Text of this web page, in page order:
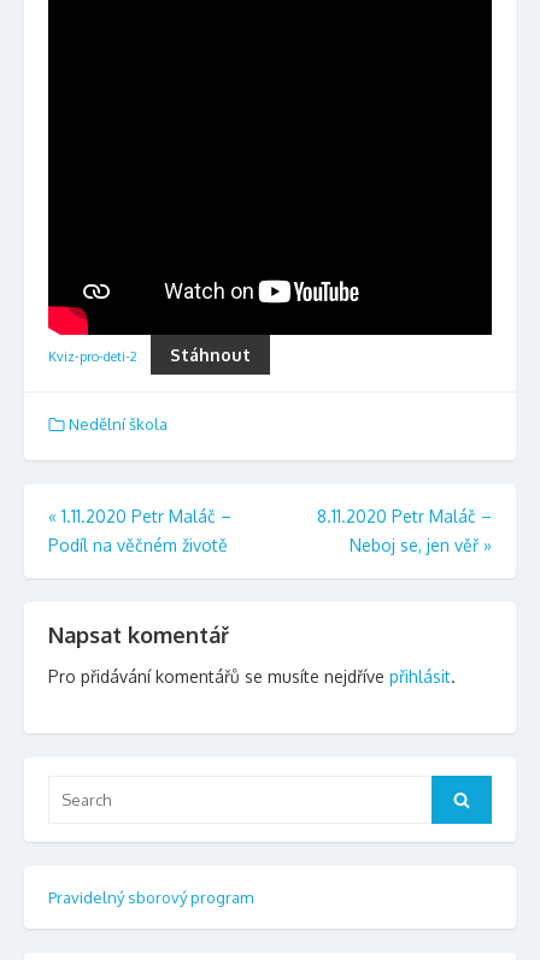
Kviz-pro-deti-2 Stáhnout
Nedělní škola
Navigace
pro
« 1.11.2020 Petr Maláč –
Podíl na věčném životě
8.11.2020 Petr Maláč –
Neboj se, jen věř »
Napsat komentář
Pro přidávání komentářů se musíte nejdříve přihlásit.
Search
Pravidelný sborový program